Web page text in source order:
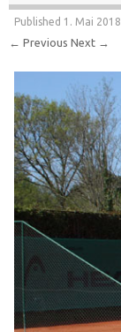
Published 1. Mai 2018
← Previous Next →